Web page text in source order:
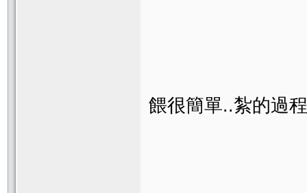
餵很簡單..紮的過